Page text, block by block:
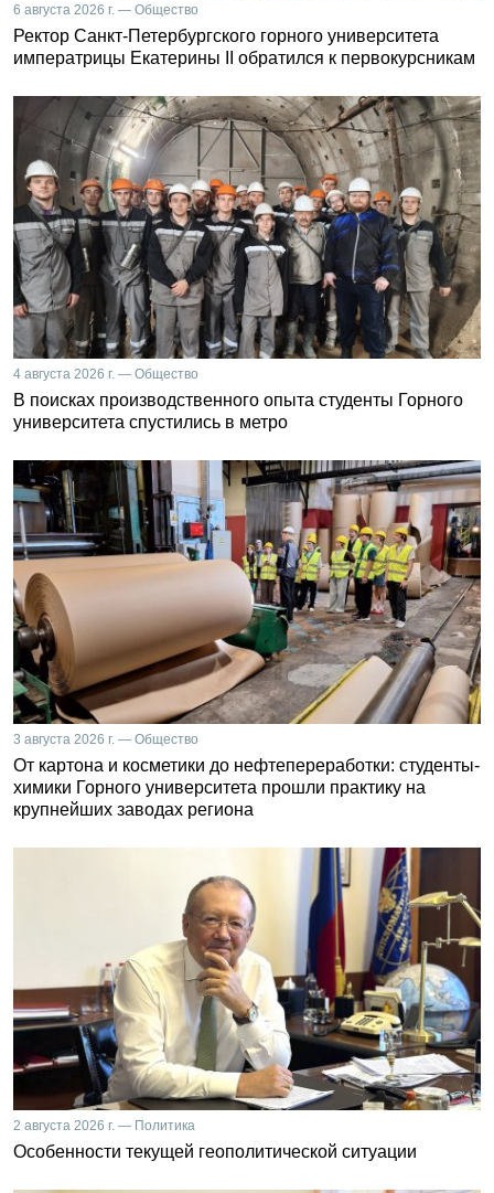
6 августа 2026 г. — Общество
Ректор Санкт-Петербургского горного университета
императрицы Екатерины II обратился к первокурсникам
4 августа 2026 г. — Общество
В поисках производственного опыта студенты Горного
университета спустились в метро
3 августа 2026 г. — Общество
От картона и косметики до нефтепереработки: студенты-
химики Горного университета прошли практику на
крупнейших заводах региона
2 августа 2026 г. — Политика
Особенности текущей геополитической ситуации